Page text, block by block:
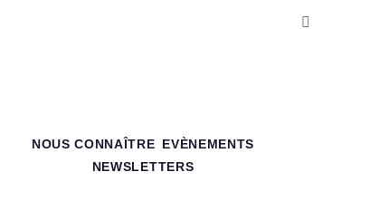
NOUS CONNAÎTRE
EVÈNEMENTS
NEWSLETTERS